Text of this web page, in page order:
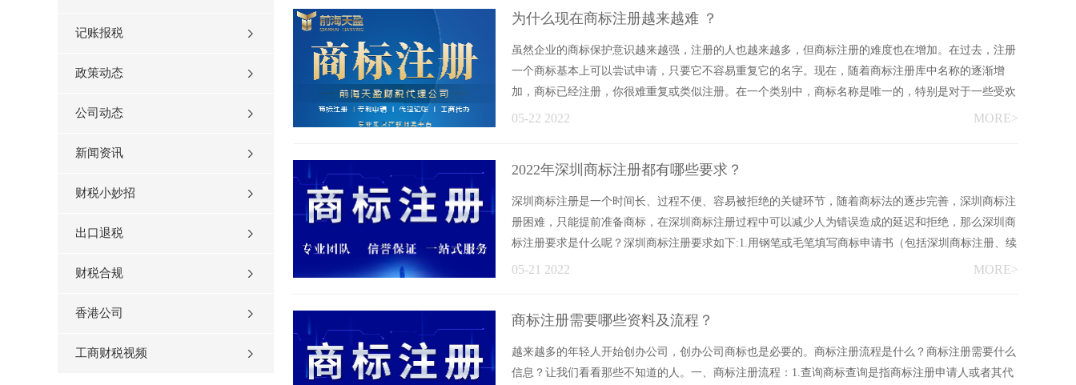
记账报税
政策动态
公司动态
新闻资讯
财税小妙招
出口退税
财税合规
香港公司
工商财税视频
为什么现在商标注册越来越难 ？
虽然企业的商标保护意识越来越强，注册的人也越来越多，但商标注册的难度也在增加。在过去，注册
一个商标基本上可以尝试申请，只要它不容易重复它的名字。现在，随着商标注册库中名称的逐渐增
加，商标已经注册，你很难重复或类似注册。在一个类别中，商标名称是唯一的，特别是对于一些受欢
迎的行业，其......
05-22 2022 MORE>
2022年深圳商标注册都有哪些要求？
深圳商标注册是一个时间长、过程不便、容易被拒绝的关键环节，随着商标法的逐步完善，深圳商标注
册困难，只能提前准备商标，在深圳商标注册过程中可以减少人为错误造成的延迟和拒绝，那么深圳商
标注册要求是什么呢？深圳商标注册要求如下:1.用钢笔或毛笔填写商标申请书（包括深圳商标注册、续
展、转......
05-21 2022 MORE>
商标注册需要哪些资料及流程？
越来越多的年轻人开始创办公司，创办公司商标也是必要的。商标注册流程是什么？商标注册需要什么
信息？让我们看看那些不知道的人。一、商标注册流程：1.查询商标查询是指商标注册申请人或者其代